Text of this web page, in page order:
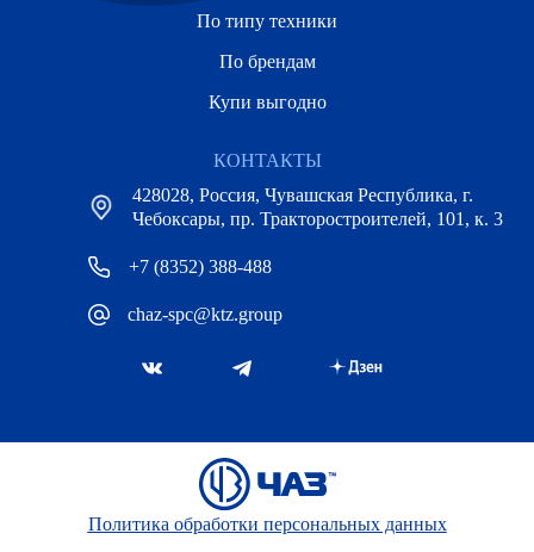
По типу техники
По брендам
Купи выгодно
КОНТАКТЫ
428028, Россия, Чувашская Республика, г.
Чебоксары, пр. Тракторостроителей, 101, к. 3
+7 (8352) 388-488
chaz-spc@ktz.group
Политика обработки персональных данных